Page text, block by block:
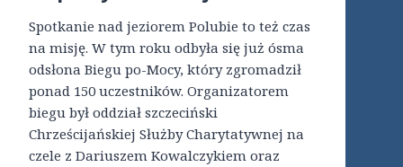
Spotkanie nad jeziorem Polubie to też czas
na misję. W tym roku odbyła się już ósma
odsłona Biegu po-Mocy, który zgromadził
ponad 150 uczestników. Organizatorem
biegu był oddział szczeciński
Chrześcijańskiej Służby Charytatywnej na
czele z Dariuszem Kowalczykiem oraz